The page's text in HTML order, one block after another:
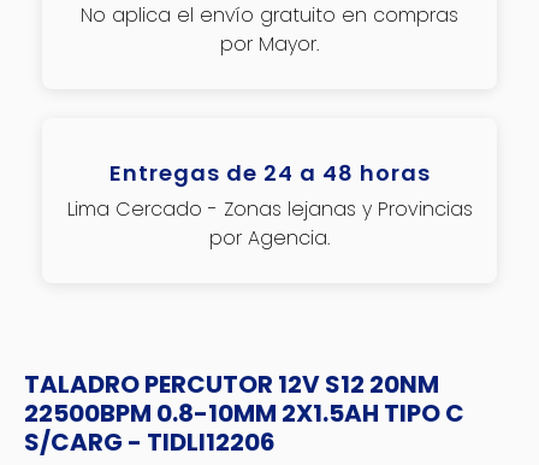
No aplica el envío gratuito en compras
por Mayor.
Entregas de 24 a 48 horas
Lima Cercado - Zonas lejanas y Provincias
por Agencia.
TALADRO PERCUTOR 12V S12 20NM
22500BPM 0.8-10MM 2X1.5AH TIPO C
S/CARG - TIDLI12206